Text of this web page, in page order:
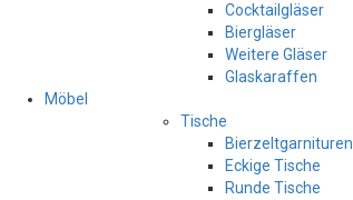
Cocktailgläser
Biergläser
Weitere Gläser
Glaskaraffen
Möbel
Tische
Bierzeltgarnituren
Eckige Tische
Runde Tische